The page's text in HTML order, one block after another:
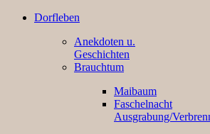
Dorfleben
Anekdoten u.
Geschichten
Brauchtum
Maibaum
Faschelnacht
Ausgrabung/